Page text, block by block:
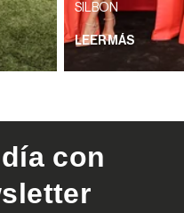
SILBON
LEER MÁS